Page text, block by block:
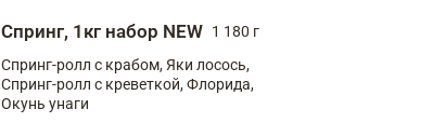
Спринг, 1кг набор NEW 1 180 г
Спринг-ролл с крабом, Яки лосось,
Спринг-ролл с креветкой, Флорида,
Окунь унаги